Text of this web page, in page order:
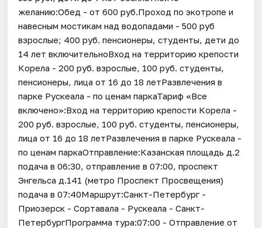
желанию:Обед - от 600 руб.Проход по экотропе и
навесным мостикам над водопадами - 500 руб
взрослые; 400 руб. пенсионеры, студенты, дети до
14 лет включительноВход на территорию крепости
Корела - 200 руб. взрослые, 100 руб. студенты,
пенсионеры, лица от 16 до 18 летРазвлечения в
парке Рускеала - по ценам паркаТариф «Все
включено»:Вход на территорию крепости Корела -
200 руб. взрослые, 100 руб. студенты, пенсионеры,
лица от 16 до 18 летРазвлечения в парке Рускеала -
по ценам паркаОтправление:Казанская площадь д.2
подача в 06:30, отправление в 07:00, проспект
Энгельса д.141 (метро Проспект Просвещения)
подача в 07:40Маршрут:Санкт-Петербург -
Приозерск - Сортавала - Рускеала - Санкт-
ПетербургПрограмма тура:07:00 - Отправление от